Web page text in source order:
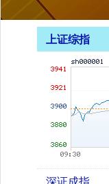
上证综指
深证成指